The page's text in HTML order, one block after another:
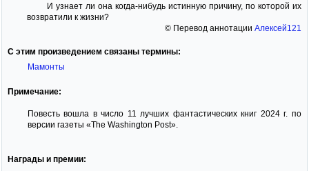
И узнает ли она когда-нибудь истинную причину, по которой их
возвратили к жизни?
© Перевод аннотации Алексей121
С этим произведением связаны термины:
Мамонты
Примечание:
Повесть вошла в число 11 лучших фантастических книг 2024 г. по
версии газеты «The Washington Post».
Награды и премии: